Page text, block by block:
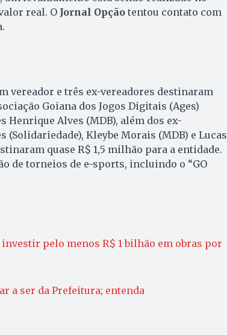
real. O Jornal Opçãotentou contato com
vereador e três ex-vereadores destinaram
Goiana dos Jogos Digitais (Ages)
Henrique Alves (MDB), além dos ex-
(Solidariedade), Kleybe Morais (MDB) e Lucas
quase R$ 1,5 milhão para a entidade.
de torneios de e-sports, incluindo o “GO
investir pelo menos R$ 1 bilhão em obras por
a ser da Prefeitura; entenda